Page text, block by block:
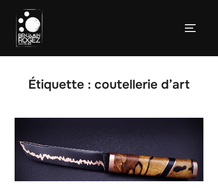
contenu
Étiquette : coutellerie d’art